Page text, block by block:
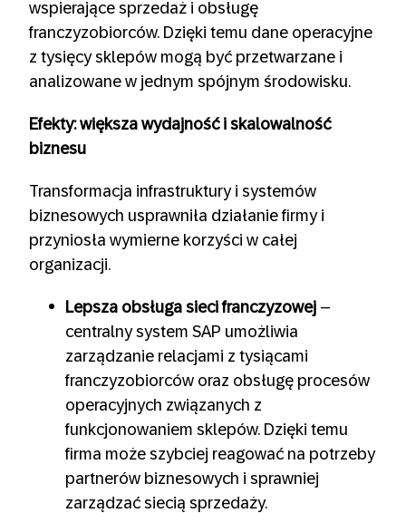
wspierające sprzedaż i obsługę
franczyzobiorców. Dzięki temu dane operacyjne
z tysięcy sklepów mogą być przetwarzane i
analizowane w jednym spójnym środowisku.
Efekty: większa wydajność i skalowalność
biznesu
Transformacja infrastruktury i systemów
biznesowych usprawniła działanie firmy i
przyniosła wymierne korzyści w całej
organizacji.
Lepsza obsługa sieci franczyzowej –
centralny system SAP umożliwia
zarządzanie relacjami z tysiącami
franczyzobiorców oraz obsługę procesów
operacyjnych związanych z
funkcjonowaniem sklepów. Dzięki temu
firma może szybciej reagować na potrzeby
partnerów biznesowych i sprawniej
zarządzać siecią sprzedaży.